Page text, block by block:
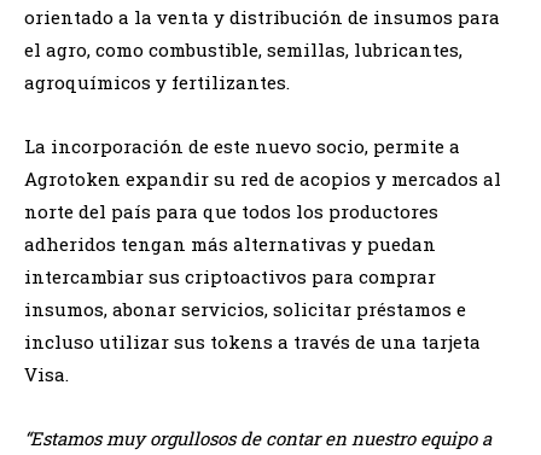
orientado a la venta y distribución de insumos para
el agro, como combustible, semillas, lubricantes,
agroquímicos y fertilizantes.
La incorporación de este nuevo socio, permite a
Agrotoken expandir su red de acopios y mercados al
norte del país para que todos los productores
adheridos tengan más alternativas y puedan
intercambiar sus criptoactivos para comprar
insumos, abonar servicios, solicitar préstamos e
incluso utilizar sus tokens a través de una tarjeta
Visa.
“Estamos muy orgullosos de contar en nuestro equipo a